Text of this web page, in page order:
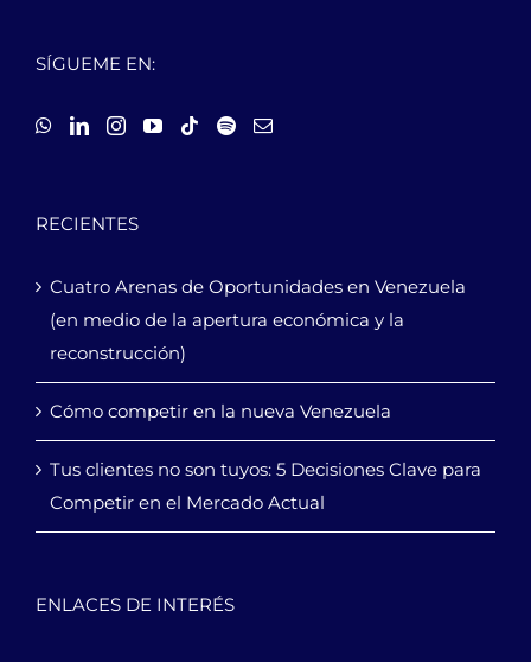
SÍGUEME EN:
RECIENTES
Cuatro Arenas de Oportunidades en Venezuela
(en medio de la apertura económica y la
reconstrucción)
Cómo competir en la nueva Venezuela
Tus clientes no son tuyos: 5 Decisiones Clave para
Competir en el Mercado Actual
ENLACES DE INTERÉS